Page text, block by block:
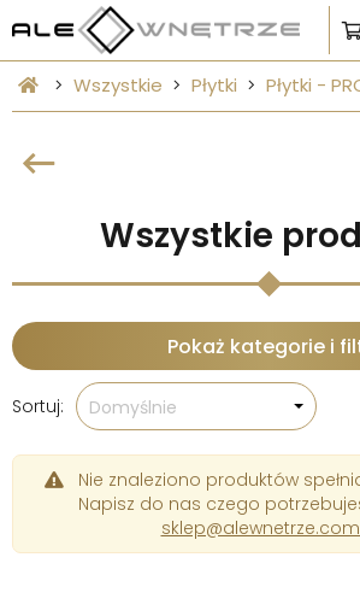
Wszystkie Płytki Płytki -
Wszystkie
Pokaż kategorie i
Sortuj: Domyślnie
Nie znaleziono produktów
Napisz do nas czego